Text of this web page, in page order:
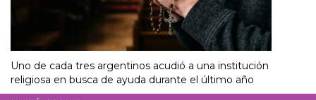
Uno de cada tres argentinos acudió a una institución
religiosa en busca de ayuda durante el último año